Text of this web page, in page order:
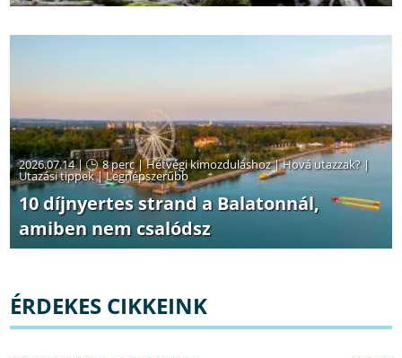
2026.07.14 | 8 perc|Hétvégi kimozduláshoz|Hová utazzak? |
Utazási tippek|Legnépszerűbb
10 díjnyertes strand a Balatonnál,
amiben nem csalódsz
ÉRDEKES CIKKEINK